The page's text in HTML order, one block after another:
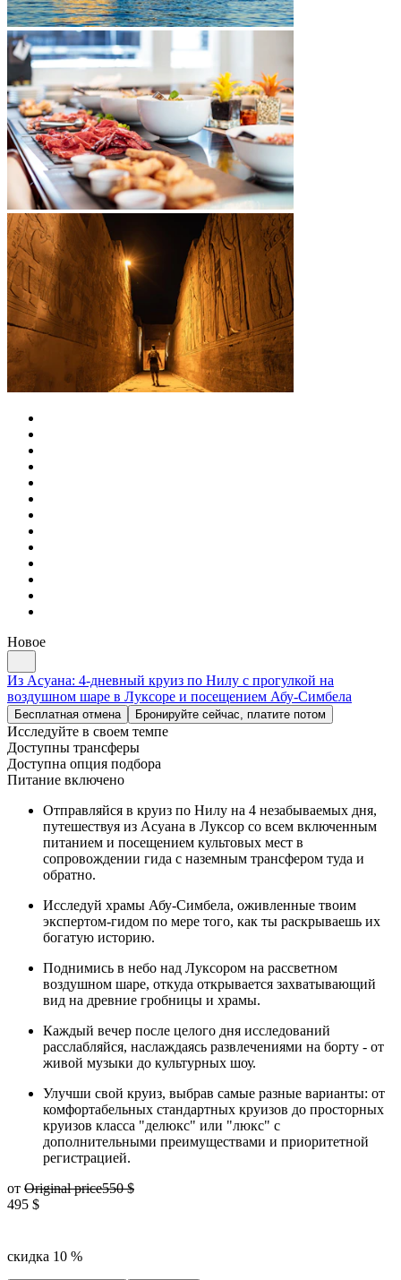
Новое
Из Асуана: 4-дневный круиз по Нилу с прогулкой на
воздушном шаре в Луксоре и посещением Абу-Симбела
Бесплатная отмена Бронируйте сейчас, платите потом
Исследуйте в своем темпе
Доступны трансферы
Доступна опция подбора
Питание включено
Отправляйся в круиз по Нилу на 4 незабываемых дня,
путешествуя из Асуана в Луксор со всем включенным
питанием и посещением культовых мест в
сопровождении гида с наземным трансфером туда и
обратно.
Исследуй храмы Абу-Симбела, оживленные твоим
экспертом-гидом по мере того, как ты раскрываешь их
богатую историю.
Поднимись в небо над Луксором на рассветном
воздушном шаре, откуда открывается захватывающий
вид на древние гробницы и храмы.
Каждый вечер после целого дня исследований
расслабляйся, наслаждаясь развлечениями на борту - от
живой музыки до культурных шоу.
Улучши свой круиз, выбрав самые разные варианты: от
комфортабельных стандартных круизов до просторных
круизов класса "делюкс" или "люкс" с
дополнительными преимуществами и приоритетной
регистрацией.
от Original price550 $
495 $
скидка 10 %